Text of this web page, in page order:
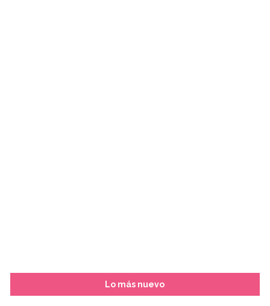
Lo más nuevo